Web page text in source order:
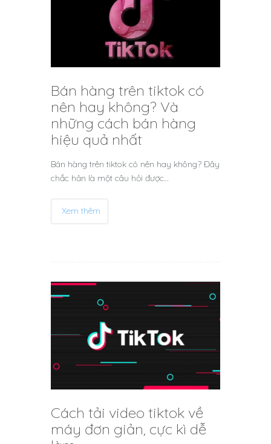
Bán hàng trên tiktok có
nên hay không? Và
những cách bán hàng
hiệu quả nhất
Bán hàng trên tiktok có nên hay không? Đây
chắc hản là một câu hỏi được…
Xem thêm
Cách tải video tiktok về
máy đơn giản, cực kì dễ